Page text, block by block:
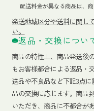
配送料金が異なる商品は、
発送地域区分や送料に関し
い。
返品・交換につい
商品の特性上、商品発送後
もお客様都合による返品・
送品や不良品など下記3点
品の交換に応じます。商品
いただき、商品に不都合が